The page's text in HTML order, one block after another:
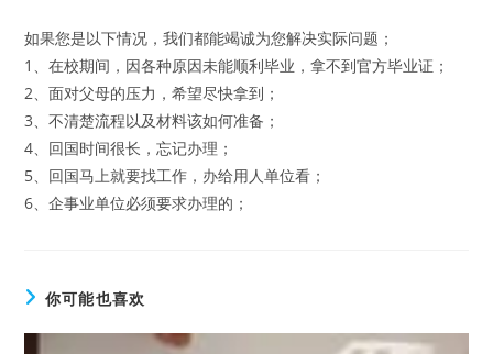
如果您是以下情况，我们都能竭诚为您解决实际问题；
1、在校期间，因各种原因未能顺利毕业，拿不到官方毕业证；
2、面对父母的压力，希望尽快拿到；
3、不清楚流程以及材料该如何准备；
4、回国时间很长，忘记办理；
5、回国马上就要找工作，办给用人单位看；
6、企事业单位必须要求办理的；
你可能也喜欢